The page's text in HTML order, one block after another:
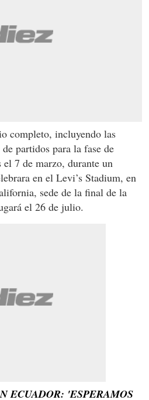
completo, incluyendo las
partidos para la fase de
el 7 de marzo, durante un
en el Levi’s Stadium, en
sede de la final de la
el 26 de julio.
ECUADOR: 'ESPERAMOS